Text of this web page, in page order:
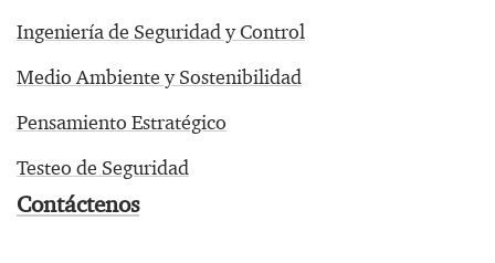
Ingeniería de Seguridad y Control
Medio Ambiente y Sostenibilidad
Pensamiento Estratégico
Testeo de Seguridad
Contáctenos